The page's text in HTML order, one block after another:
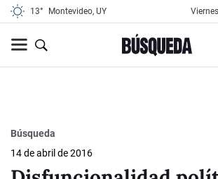
13° Montevideo, UY
Búsqueda
14 de abril de 2016